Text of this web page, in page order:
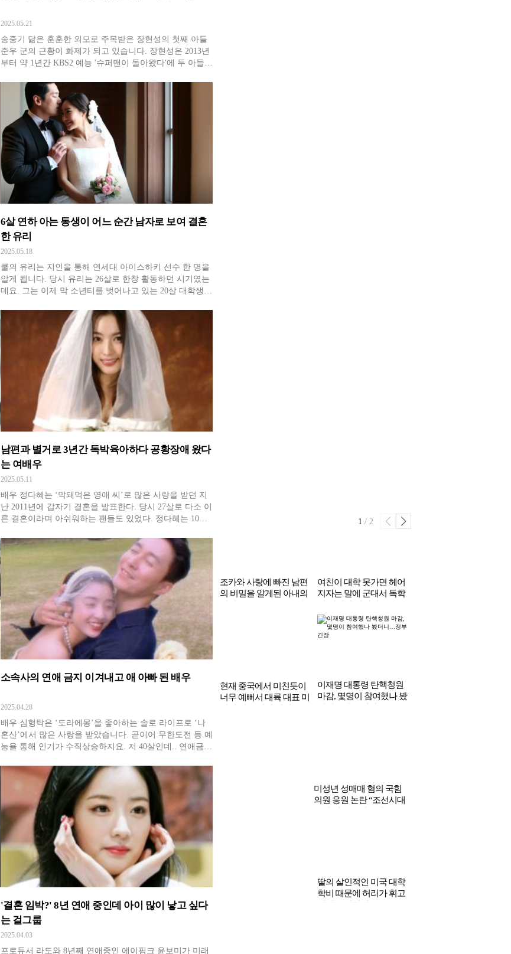
2025.05.21
송중기 닮은 훈훈한 외모로 주목받은 장현성의 첫째 아들
준우 군의 근황이 화제가 되고 있습니다. 장현성은 2013년
부터 약 1년간 KBS2 예능 '슈퍼맨이 돌아왔다'에 두 아들
버섯'으로 미역국을 만들며 현실적인 육아기를 통해 많은
사랑을 받았죠. 장남 준우는 차분한 성격으로 큰오빠미를
드러냈고,
6살 연하 아는 동생이 어느 순간 남자로 보여 결혼
한 유리
2025.05.18
쿨의 유리는 지인을 통해 연세대 아이스하키 선수 한 명을
알게 됩니다. 당시 유리는 26살로 한창 활동하던 시기였는
데요. 그는 이제 막 소년티를 벗어나고 있는 20살 대학생이
공연 때문에 미국에 가게 되는데요. 거기에서 프로골퍼 겸
사업가가 된 그를 다시 만나게 됩니다. 그리고 처음으로 그
남편과 별거로 3년간 독박육아하다 공황장애 왔다
는 여배우
2025.05.11
배우 정다혜는 ‘막돼먹은 영애 씨’로 많은 사랑을 받던 지
난 2011년에 갑자기 결혼을 발표한다. 당시 27살로 다소 이
른 결혼이라며 아쉬워하는 팬들도 있었다. 정다혜는 10살
보니 결혼을 서두르게 되었다고 밝혔다. ‘비’의 나쁜 남자
MV, 영화 ‘늑대의 유혹’, MBC 드라마 ‘파스타’ 등 2000
소속사의 연애 금지 이겨내고 애 아빠 된 배우
2025.04.28
배우 심형탁은 ‘도라에몽’을 좋아하는 솔로 라이프로 ‘나
혼산’에서 많은 사랑을 받았습니다. 곧이어 무한도전 등 예
능을 통해 인기가 수직상승하지요. 저 40살인데.. 연애금지
연애를 금지시킵니다. 세상에 마흔이 다 되어가는 심형탁
에게는 치명적인 조건이었습니다. 그러나 10년 넘게 무명
기간을 같이 해준 회
'결혼 임박?' 8년 연애 중인데 아이 많이 낳고 싶다
는 걸그룹
2025.04.03
프로듀서 라도와 8년째 연애중인 에이핑크 윤보미가 미래
의 비밀을 알게된 아내의
결말
지자는 말에 군대서 독학
해 대학간 연예인
마감, 몇명이 참여했나 봤
더니…정부 긴장
딸의 살인적인 미국 대학
학비 때문에 허리가 휘고
/ 2